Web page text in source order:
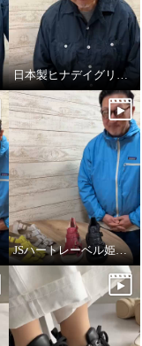
日本製ヒナデイグリーンの厚底ミュール
JSハートレーベル姫路レザーサンダル